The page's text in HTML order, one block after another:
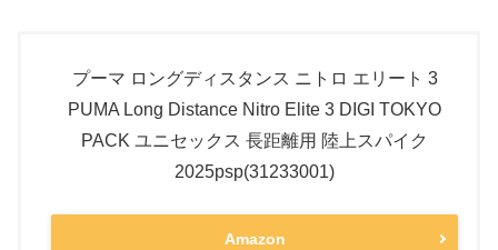
プーマ ロングディスタンス ニトロ エリート 3
PUMA Long Distance Nitro Elite 3 DIGI TOKYO
PACK ユニセックス 長距離用 陸上スパイク
2025psp(31233001)
Amazon